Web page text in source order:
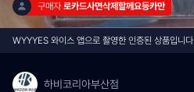
구매자 로카드사면삭제할께요등카만
WYYYES 와이스 앱으로 촬영한 인증된 상품입니다
하비코리아부산점